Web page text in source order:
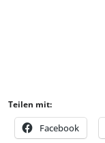
Teilen mit:
Facebook